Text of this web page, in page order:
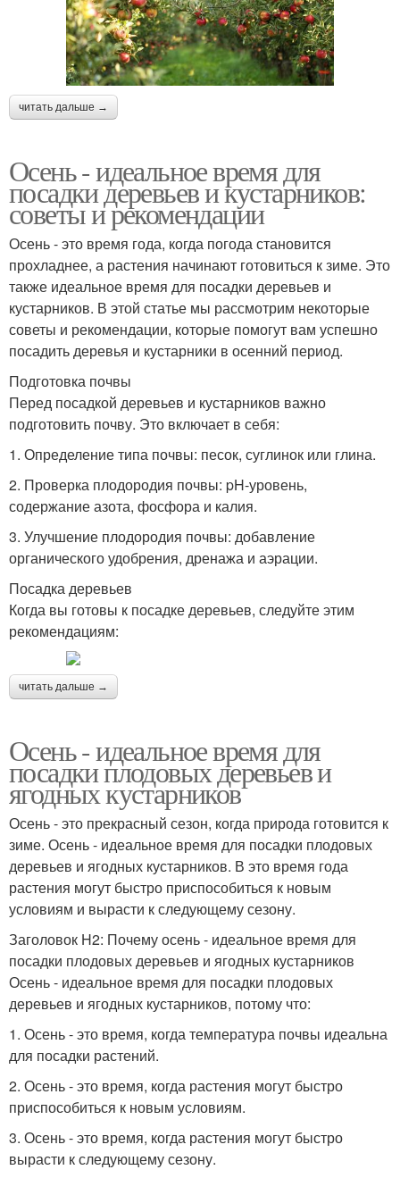
читать дальше →
Осень - идеальное время для
посадки деревьев и кустарников:
советы и рекомендации
Осень - это время года, когда погода становится
прохладнее, а растения начинают готовиться к зиме. Это
также идеальное время для посадки деревьев и
кустарников. В этой статье мы рассмотрим некоторые
советы и рекомендации, которые помогут вам успешно
посадить деревья и кустарники в осенний период.
Подготовка почвы
Перед посадкой деревьев и кустарников важно
подготовить почву. Это включает в себя:
1. Определение типа почвы: песок, суглинок или глина.
2. Проверка плодородия почвы: pH-уровень,
содержание азота, фосфора и калия.
3. Улучшение плодородия почвы: добавление
органического удобрения, дренажа и аэрации.
Посадка деревьев
Когда вы готовы к посадке деревьев, следуйте этим
рекомендациям:
читать дальше →
Осень - идеальное время для
посадки плодовых деревьев и
ягодных кустарников
Осень - это прекрасный сезон, когда природа готовится к
зиме. Осень - идеальное время для посадки плодовых
деревьев и ягодных кустарников. В это время года
растения могут быстро приспособиться к новым
условиям и вырасти к следующему сезону.
Заголовок H2: Почему осень - идеальное время для
посадки плодовых деревьев и ягодных кустарников
Осень - идеальное время для посадки плодовых
деревьев и ягодных кустарников, потому что:
1. Осень - это время, когда температура почвы идеальна
для посадки растений.
2. Осень - это время, когда растения могут быстро
приспособиться к новым условиям.
3. Осень - это время, когда растения могут быстро
вырасти к следующему сезону.